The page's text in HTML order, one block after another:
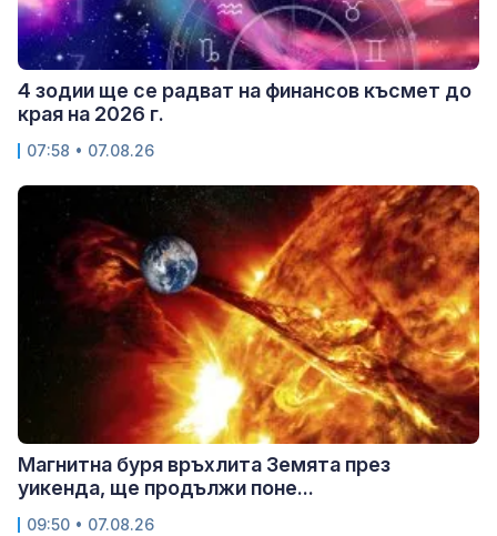
4 зодии ще се радват на финансов късмет до
края на 2026 г.
07:58 • 07.08.26
Магнитна буря връхлита Земята през
уикенда, ще продължи поне...
09:50 • 07.08.26